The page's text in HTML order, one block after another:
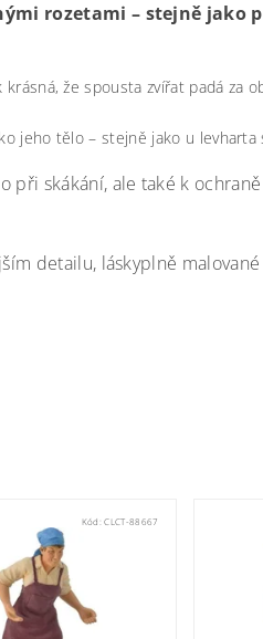
rozetami – stejně jako
že spousta zvířat padá za
jeho tělo – stejně jako u
při skákání, ale také k
detailu, láskyplně
Kód:CLCT-88667